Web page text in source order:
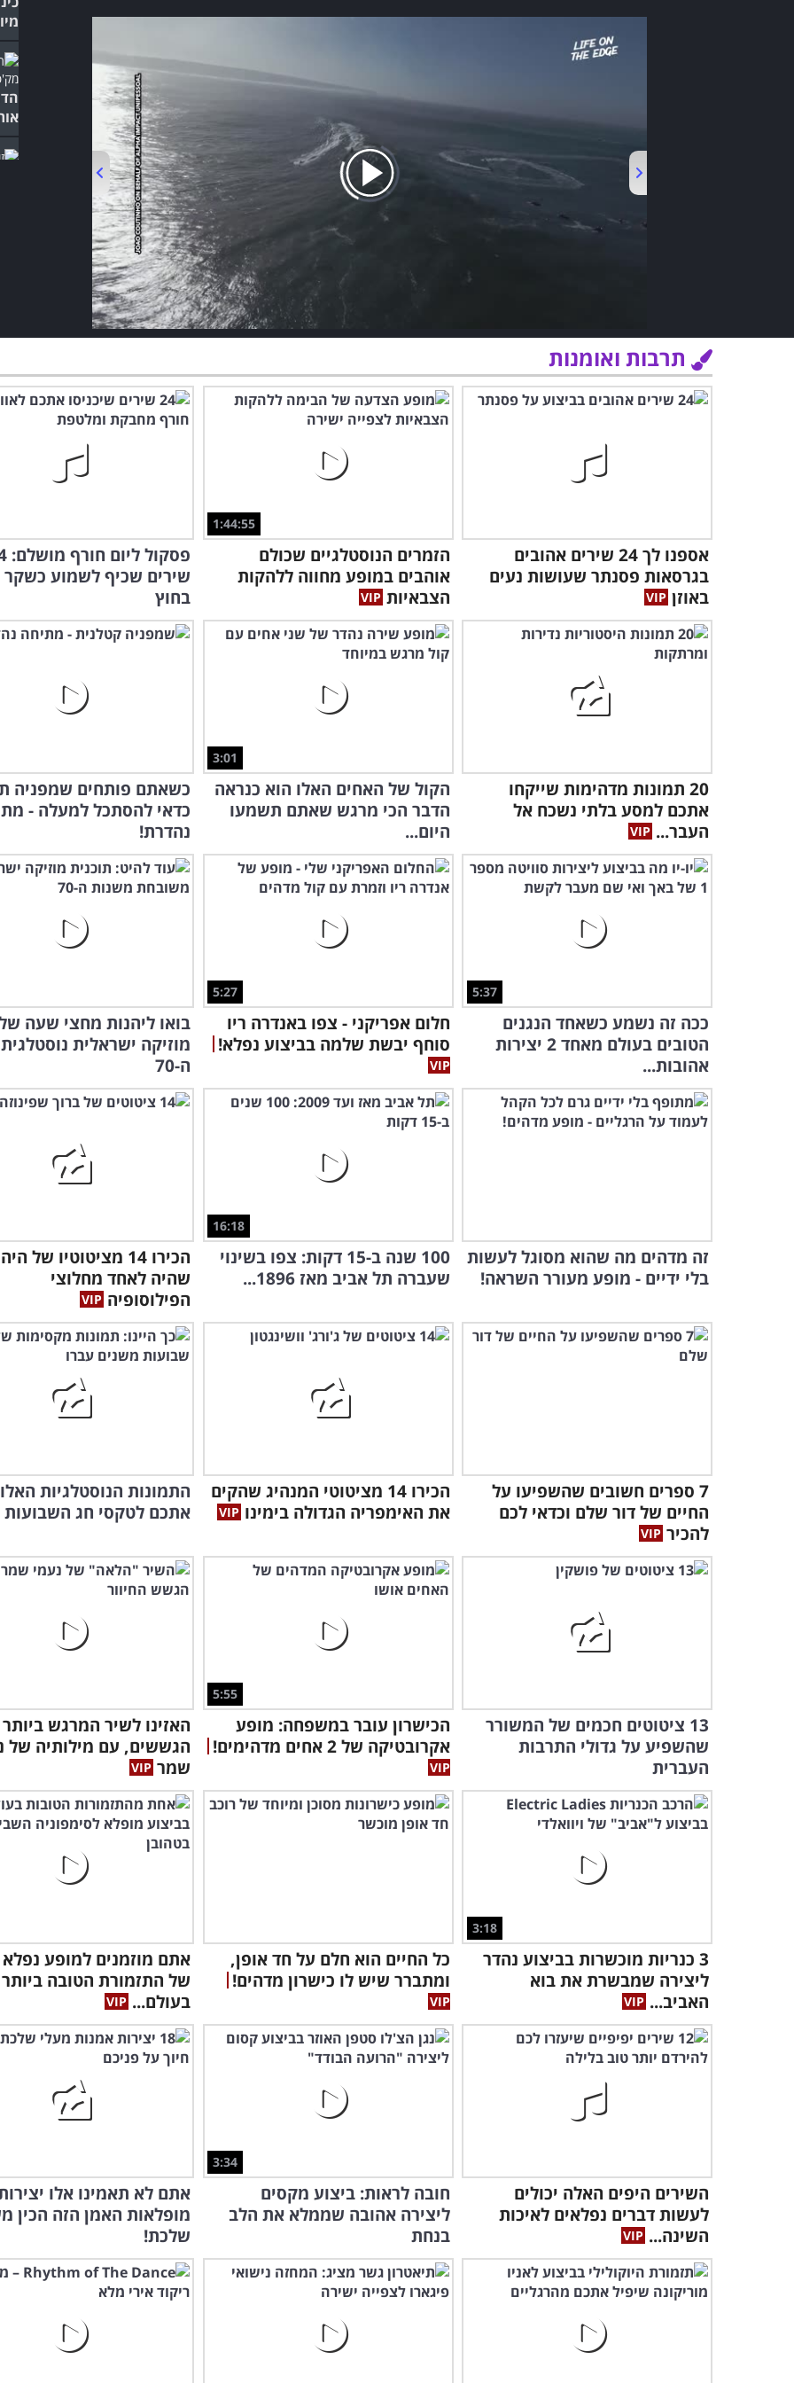
00:00/01:37
תרבות ואומנות
אספנו לך 24 שירים אהובים
בגרסאות פסנתר שעושות נעים
באוזן
1:44:55
הזמרים הנוסטלגיים שכולם
אוהבים במופע מחווה ללהקות
הצבאיות
שירים שכיף לשמוע כשקר
בחוץ
20 תמונות מדהימות שייקחו
אתכם למסע בלתי נשכח אל
העבר...
3:01
הקול של האחים האלו הוא כנראה
הדבר הכי מרגש שאתם תשמעו
היום...
כשאתם פותחים שמפניה
כדאי להסתכל למעלה -
נהדרת!
5:37
ככה זה נשמע כשאחד הנגנים
הטובים בעולם מאחד 2 יצירות
אהובות...
5:27
חלום אפריקני - צפו באנדרה ריו
סוחף יבשת שלמה בביצוע נפלא!
בואו ליהנות מחצי שעה
מוזיקה ישראלית
ה-70
זה מדהים מה שהוא מסוגל לעשות
בלי ידיים - מופע מעורר השראה!
16:18
100 שנה ב-15 דקות: צפו בשינוי
שעברה תל אביב מאז 1896...
הכירו 14 מציטוטיו של
שהיה לאחד מחלוצי
הפילוסופיה
7 ספרים חשובים שהשפיעו על
החיים של דור שלם וכדאי לכם
להכיר
הכירו 14 מציטוטי המנהיג שהקים
את האימפריה הגדולה בימינו
התמונות הנוסטלגיות האלו
אתכם לטקסי חג
13 ציטוטים חכמים של המשורר
שהשפיע על גדולי התרבות
העברית
5:55
הכישרון עובר במשפחה: מופע
אקרובטיקה של 2 אחים מדהימים!
האזינו לשיר המרגש
הגששים, עם מילותיה של
שמר
3:18
3 כנריות מוכשרות בביצוע נהדר
ליצירה שמבשרת את בוא
האביב...
כל החיים הוא חלם על חד אופן,
ומתברר שיש לו כישרון מדהים!
אתם מוזמנים למופע נפלא
של התזמורת הטובה ביותר
בעולם...
השירים היפים האלה יכולים
לעשות דברים נפלאים לאיכות
השינה...
3:34
חובה לראות: ביצוע מקסים
ליצירה אהובה שממלא את הלב
בנחת
אתם לא תאמינו אלו
מופלאות האמן הזה הכין
שלכת!